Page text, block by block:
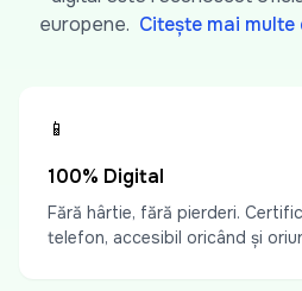
europene. Citește mai
📱
100% Digital
Fără hârtie, fără pierderi.
telefon, accesibil oricând și